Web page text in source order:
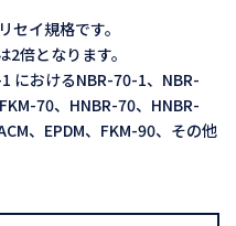
イ規格です。
倍となります。
におけるNBR-70-1、NBR-
70、HNBR-70、HNBR-
、EPDM、FKM-90、その他